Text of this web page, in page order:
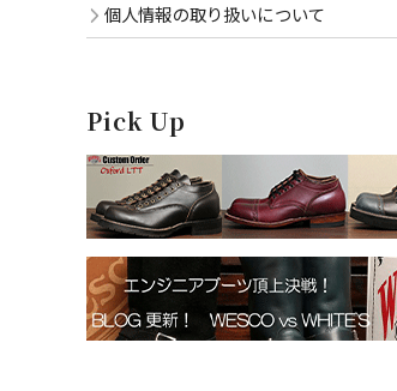
個人情報の取り扱いについて
Pick Up